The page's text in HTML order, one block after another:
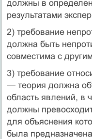
должны в
результатами
2) требование
должна быть
совместима с
3) требование
— теория долж­на
область явлений, в
должны
для объяснения
была